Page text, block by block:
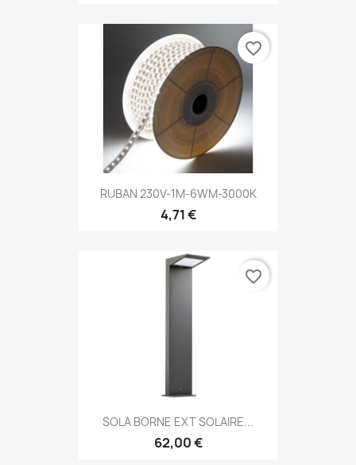
RUBAN 230V-1M-6WM-3000K
4,71 €
favorite_border
SOLA BORNE EXT SOLAIRE...
62,00 €
favorite_border